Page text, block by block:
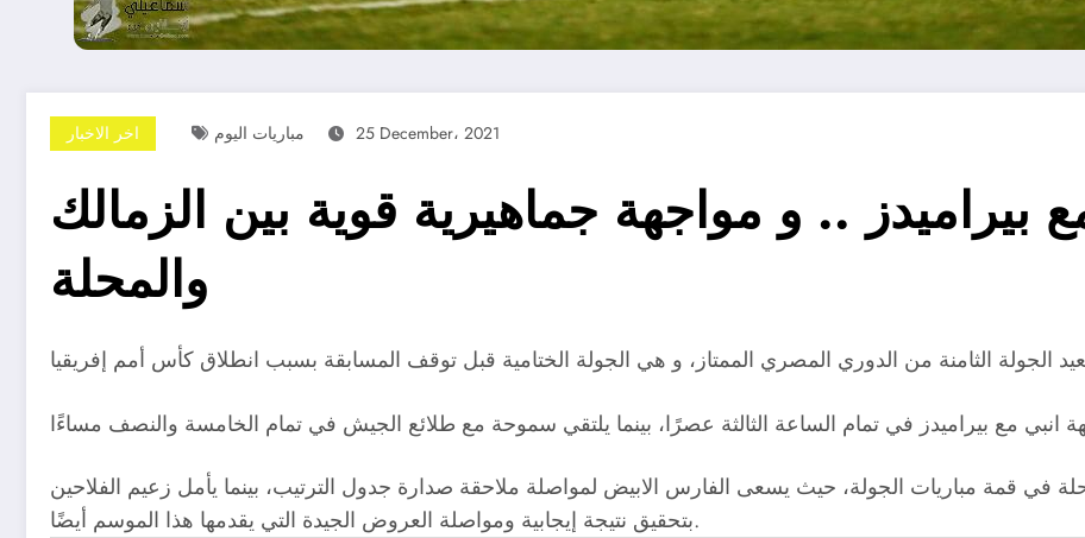
اخر الاخبار مباريات اليوم 25 December، 2021
بيراميدز .. و مواجهة جماهيرية قوية بين الزمالك
والمحلة
في قمة مباريات الجولة، حيث يسعى الفارس الابيض لمواصلة ملاحقة صدارة جدول الترتيب، بينما يأمل زعيم الفلاحين
بتحقيق نتيجة إيجابية ومواصلة العروض الجيدة التي يقدمها هذا الموسم أيضًا.